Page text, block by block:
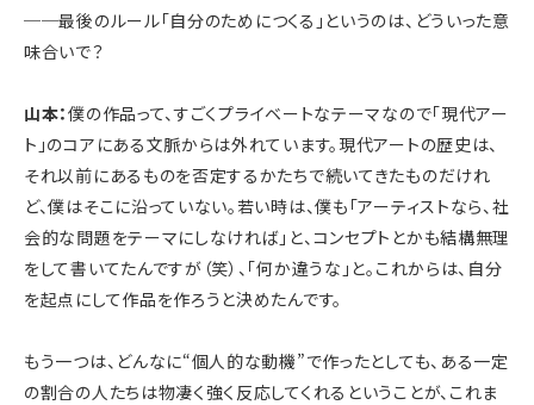
──最後のルール「自分のためにつくる」というのは、どういった意
味合いで？
山本：僕の作品って、すごくプライベートなテーマなので「現代アー
ト」のコアにある文脈からは外れています。現代アートの歴史は、
それ以前にあるものを否定するかたちで続いてきたものだけれ
ど、僕はそこに沿っていない。若い時は、僕も「アーティストなら、社
会的な問題をテーマにしなければ」と、コンセプトとかも結構無理
をして書いてたんですが（笑）、「何か違うな」と。これからは、自分
を起点にして作品を作ろうと決めたんです。
もう一つは、どんなに“個人的な動機”で作ったとしても、ある一定
の割合の人たちは物凄く強く反応してくれるということが、これま